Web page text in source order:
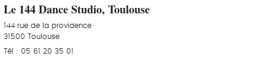
Le 144 Dance Studio, Toulouse
144 rue de la providence
31500 Toulouse
Tél : 05 61 20 35 01